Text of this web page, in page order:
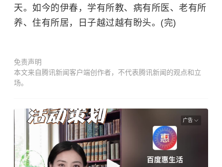
天。如今的伊春，学有所教、病有所医、老有所
养、住有所居，日子越过越有盼头。(完)
免责声明
本文来自腾讯新闻客户端创作者，不代表腾讯新闻的观点和立
场。
广告